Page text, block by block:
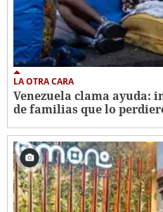
LA OTRA CARA
Venezuela clama ayuda:
de familias que lo